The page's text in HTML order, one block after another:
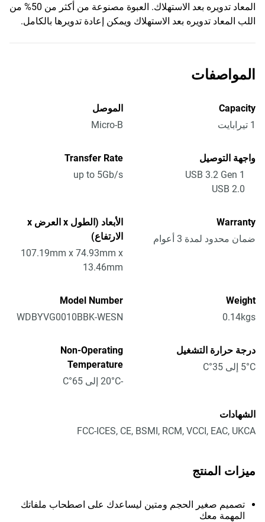
المعاد تدويره بعد الاستهلاك. العبوة مصنوعة من أكثر من 50% من
اللب المعاد تدويره بعد الاستهلاك ويمكن إعادة تدويرها بالكامل.
المواصفات
Capacity
1 تيرابايت
الموصل
Micro-B
واجهة التوصيل
USB 3.2 Gen 1
USB 2.0
Transfer Rate
up to 5Gb/s
Warranty
ضمان محدود لمدة 3 أعوام
الأبعاد (الطول x العرض x
الارتفاع)
107.19mm x 74.93mm x
13.46mm
Weight
0.14kgs
Model Number
WDBYVG0010BBK-WESN
درجة حرارة التشغيل
5°C إلى 35°C
Non-Operating
Temperature
-20°C إلى 65°C
الشهادات
FCC-ICES, CE, BSMI, RCM, VCCI, EAC, UKCA
ميزات المنتج
تصميم صغير الحجم ومتين ليساعدك على اصطحاب ملفاتك
المهمة معك